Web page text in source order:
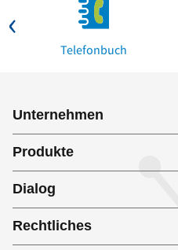
Telefonbuch
Unternehmen
Produkte
Dialog
Rechtliches